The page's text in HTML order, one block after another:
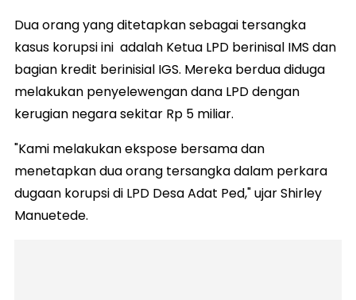
Dua orang yang ditetapkan sebagai tersangka
kasus korupsi ini adalah Ketua LPD berinisal IMS dan
bagian kredit berinisial IGS. Mereka berdua diduga
melakukan penyelewengan dana LPD dengan
kerugian negara sekitar Rp 5 miliar.
"Kami melakukan ekspose bersama dan
menetapkan dua orang tersangka dalam perkara
dugaan korupsi di LPD Desa Adat Ped," ujar Shirley
Manuetede.